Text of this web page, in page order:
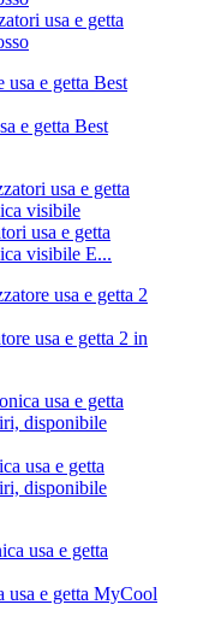
usa e getta
e getta Best
usa e getta
visibile E...
usa e getta 2 in
usa e getta
disponibile
usa e getta MyCool